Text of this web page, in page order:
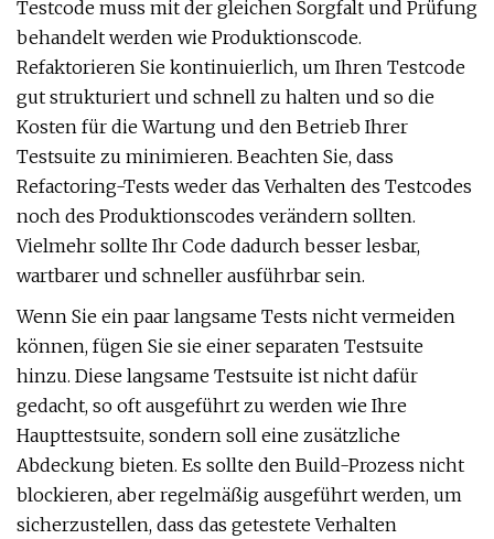
Testcode muss mit der gleichen Sorgfalt und Prüfung
behandelt werden wie Produktionscode.
Refaktorieren Sie kontinuierlich, um Ihren Testcode
gut strukturiert und schnell zu halten und so die
Kosten für die Wartung und den Betrieb Ihrer
Testsuite zu minimieren. Beachten Sie, dass
Refactoring-Tests weder das Verhalten des Testcodes
noch des Produktionscodes verändern sollten.
Vielmehr sollte Ihr Code dadurch besser lesbar,
wartbarer und schneller ausführbar sein.
Wenn Sie ein paar langsame Tests nicht vermeiden
können, fügen Sie sie einer separaten Testsuite
hinzu. Diese langsame Testsuite ist nicht dafür
gedacht, so oft ausgeführt zu werden wie Ihre
Haupttestsuite, sondern soll eine zusätzliche
Abdeckung bieten. Es sollte den Build-Prozess nicht
blockieren, aber regelmäßig ausgeführt werden, um
sicherzustellen, dass das getestete Verhalten